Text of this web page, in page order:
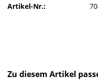
Artikel-Nr.:
Zu diesem Artikel